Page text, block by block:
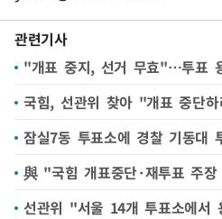
관련기사